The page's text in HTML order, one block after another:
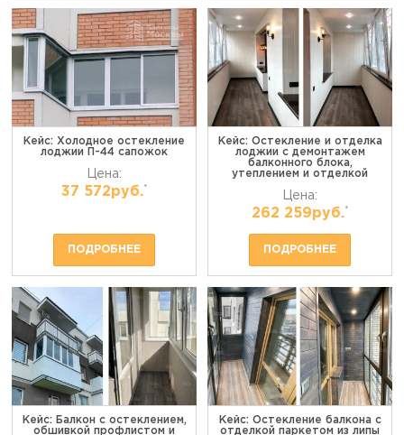
Кейс: Холодное остекление
лоджии П-44 сапожок
Цена:
37 572руб.*
ПОДРОБНЕЕ
Кейс: Остекление и отделка
лоджии с демонтажем
балконного блока,
утеплением и отделкой
Цена:
262 259руб.*
ПОДРОБНЕЕ
Кейс: Балкон с остеклением,
обшивкой профлистом и
Кейс: Остекление балкона с
отделкой паркетом из липы